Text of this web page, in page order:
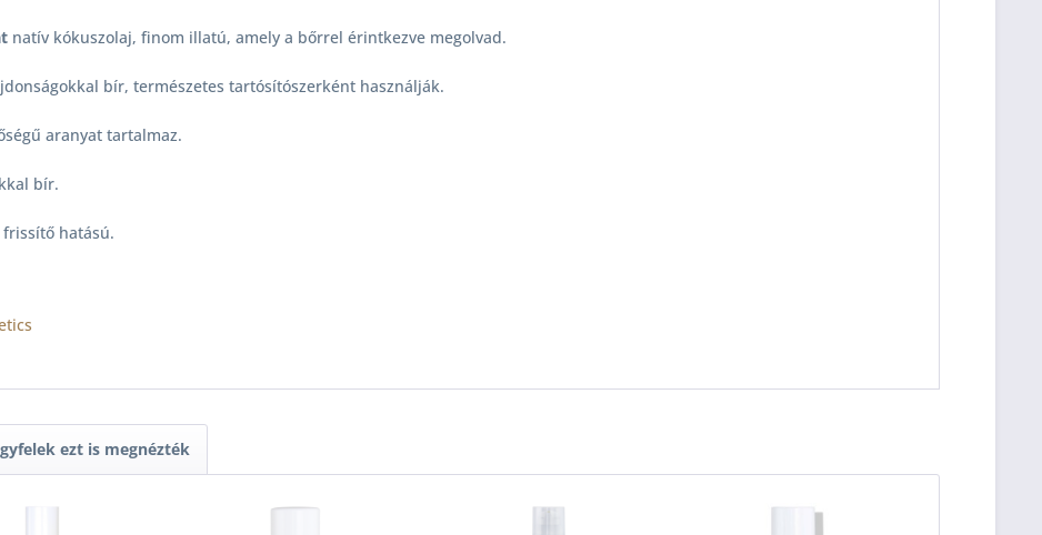
natív kókuszolaj, finom illatú, amely a bőrrel érintkezve megolvad.
bír, természetes tartósítószerként használják.
aranyat tartalmaz.
bír.
hatású.
ezt is megnézték